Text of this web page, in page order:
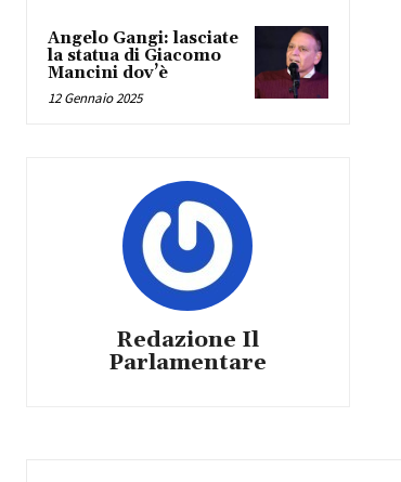
Angelo Gangi: lasciate
la statua di Giacomo
Mancini dov’è
12 Gennaio 2025
Redazione Il
Parlamentare